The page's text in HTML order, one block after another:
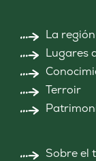
La región
Lugares
Terroir
Sobre el